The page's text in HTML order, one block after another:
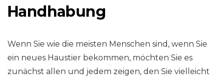
Handhabung
Wenn Sie wie die meisten Menschen sind, wenn Sie
ein neues Haustier bekommen, möchten Sie es
zunächst allen und jedem zeigen, den Sie vielleicht